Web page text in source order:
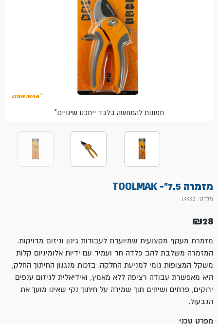
מזמרה 7.5"- TOOLMAK
מק"ט: 19923
₪28
מזמרת מעקף מקצועית שמיועדת לעבודות גינון וגיזום מדויקות.
המזמרה משלבת להב פלדה חד ועמיד עם ידיות אלומיניום קלות
משקל המצופות גומי למניעת החלקה. בזכות מנגנון החיתוך החלק,
היא מאפשרת עבודה רציפה ללא מאמץ, ואידיאלית לגיזום ענפים
ירוקים, פרחים ושיחים תוך שמירה על חיתוך נקי שאינו מועך את
הגבעול.
מפרט טכני
*תמונות להמחשה בלבד ייתכנו שינויים